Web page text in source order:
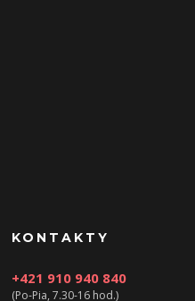
KONTAKTY
+421 910 940 840
(Po-Pia, 7.30-16 hod.)